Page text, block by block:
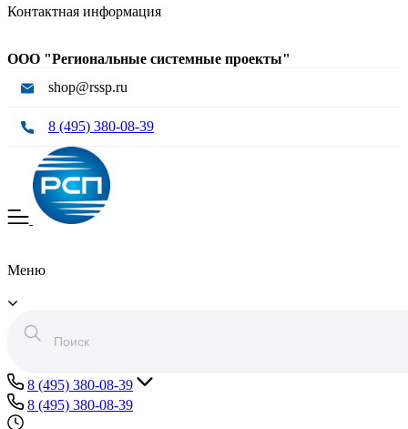
Контактная информация
ООО "Региональные системные проекты"
shop@rssp.ru
8 (495) 380-08-39
Меню
8 (495) 380-08-39
8 (495) 380-08-39